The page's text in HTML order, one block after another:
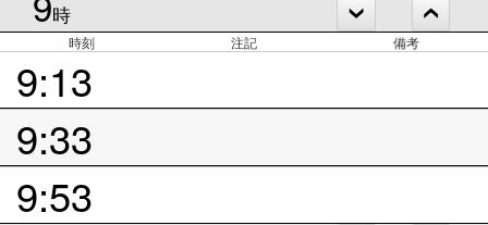
時
時刻 注記 備考
9:13
9:33
9:53